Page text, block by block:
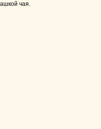
чая.